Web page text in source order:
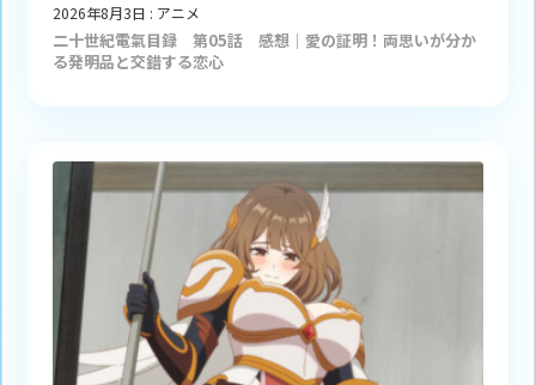
2026年8月3日 : アニメ
二十世紀電氣目録 第05話 感想｜愛の証明！両思いが分か
る発明品と交錯する恋心